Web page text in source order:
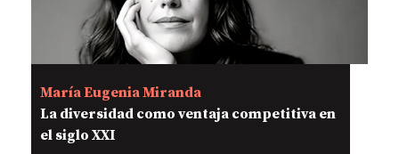
María Eugenia Miranda
La diversidad como ventaja competitiva en
el siglo XXI